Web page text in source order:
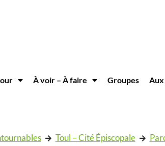
À voir – À faire Groupes
Toul – Cité Épiscopale